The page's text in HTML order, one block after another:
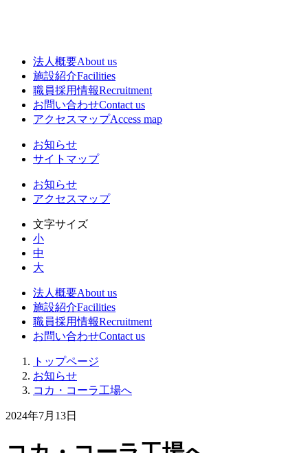
法人概要About us
施設紹介Facilities
職員採用情報Recruitment
お問い合わせContact us
アクセスマップAccess map
お知らせ
サイトマップ
お知らせ
アクセスマップ
文字サイズ
小
中
大
法人概要About us
施設紹介Facilities
職員採用情報Recruitment
お問い合わせContact us
トップページ
お知らせ
コカ・コーラ工場へ
2024年7月13日